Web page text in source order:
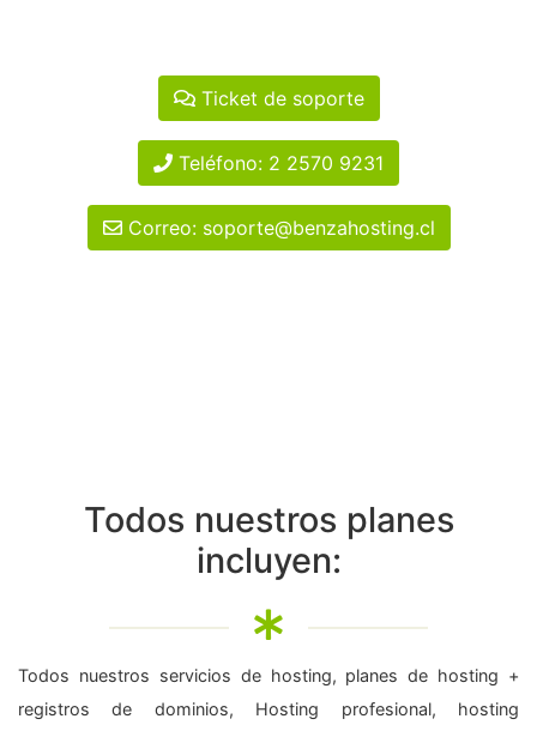
Ticket de soporte
Teléfono: 2 2570 9231
Correo: soporte@benzahosting.cl
Todos nuestros planes
incluyen:
Todos nuestros servicios de hosting, planes de hosting +
registros de dominios, Hosting profesional, hosting